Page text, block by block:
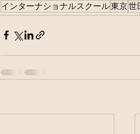
インターナショナルスクール東京世